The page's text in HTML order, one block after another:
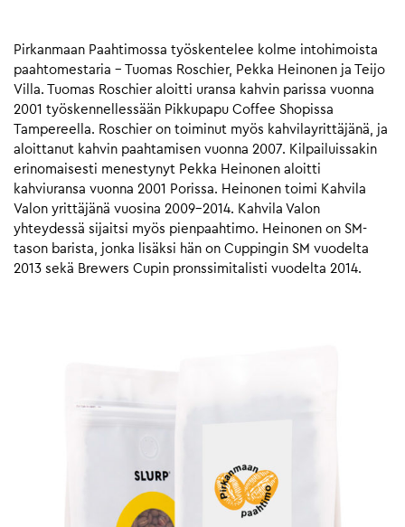
Pirkanmaan Paahtimossa työskentelee kolme intohimoista
paahtomestaria – Tuomas Roschier, Pekka Heinonen ja Teijo
Villa. Tuomas Roschier aloitti uransa kahvin parissa vuonna
2001 työskennellessään Pikkupapu Coffee Shopissa
Tampereella. Roschier on toiminut myös kahvilayrittäjänä, ja
aloittanut kahvin paahtamisen vuonna 2007. Kilpailuissakin
erinomaisesti menestynyt Pekka Heinonen aloitti
kahviuransa vuonna 2001 Porissa. Heinonen toimi Kahvila
Valon yrittäjänä vuosina 2009-2014. Kahvila Valon
yhteydessä sijaitsi myös pienpaahtimo. Heinonen on SM-
tason barista, jonka lisäksi hän on Cuppingin SM vuodelta
2013 sekä Brewers Cupin pronssimitalisti vuodelta 2014.